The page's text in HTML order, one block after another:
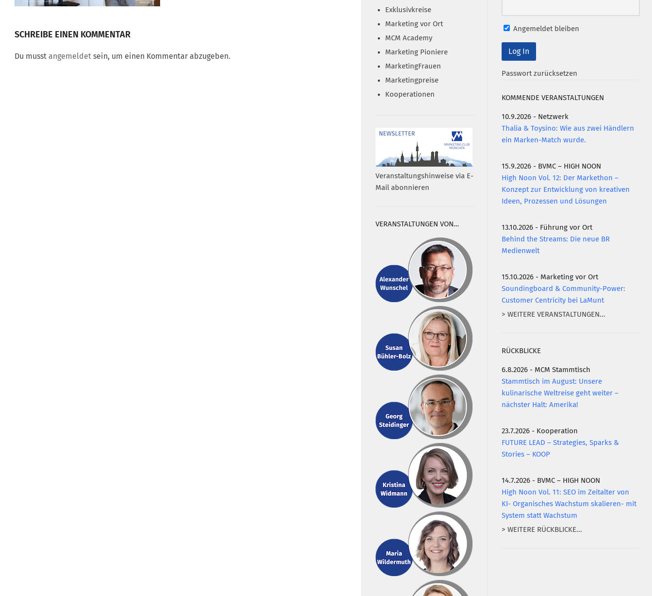
SCHREIBE EINEN KOMMENTAR
Du musst angemeldet sein, um einen Kommentar abzugeben.
Angemeldet bleiben
Passwort zurücksetzen
KOMMENDE VERANSTALTUNGEN
10.9.2026 - Netzwerk
Thalia & Toysino: Wie aus zwei Händlern
ein Marken-Match wurde.
15.9.2026 - BVMC – HIGH NOON
High Noon Vol. 12: Der Markethon –
Konzept zur Entwicklung von kreativen
Ideen, Prozessen und Lösungen
13.10.2026 - Führung vor Ort
Behind the Streams: Die neue BR
Medienwelt
15.10.2026 - Marketing vor Ort
Soundingboard & Community-Power:
Customer Centricity bei LaMunt
> WEITERE VERANSTALTUNGEN...
RÜCKBLICKE
6.8.2026 - MCM Stammtisch
Stammtisch im August: Unsere
kulinarische Weltreise geht weiter –
nächster Halt: Amerika!
23.7.2026 - Kooperation
FUTURE LEAD – Strategies, Sparks &
Stories – KOOP
14.7.2026 - BVMC – HIGH NOON
High Noon Vol. 11: SEO im Zeitalter von
KI- Organisches Wachstum skalieren- mit
System statt Wachstum
> WEITERE RÜCKBLICKE...
Exklusivkreise
Marketing vor Ort
MCM Academy
Marketing Pioniere
MarketingFrauen
Marketingpreise
Kooperationen
Veranstaltungshinweise via E-
Mail abonnieren
VERANSTALTUNGEN VON…